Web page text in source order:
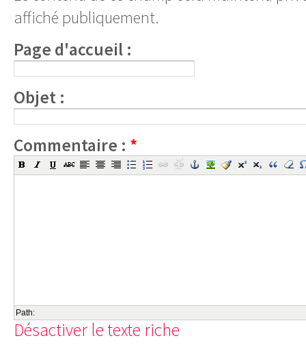
affiché publiquement.
Page d'accueil :
Objet :
Commentaire : *
Path:
Désactiver le texte riche